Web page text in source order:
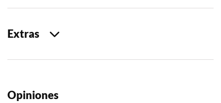
Extras
Opiniones